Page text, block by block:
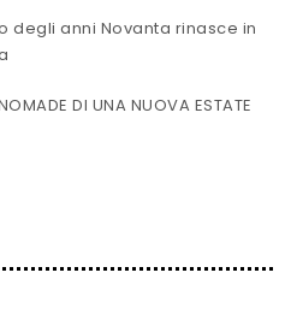
degli anni Novanta rinasce in
DI UNA NUOVA ESTATE